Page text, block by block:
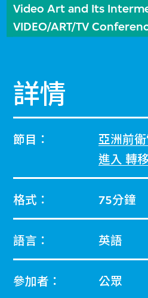
Video Art and Its
VIDEO/ART/TV
詳情
節目：
亞洲前
進入 轉移
格式： 75分鐘
語言： 英語
參加者： 公眾